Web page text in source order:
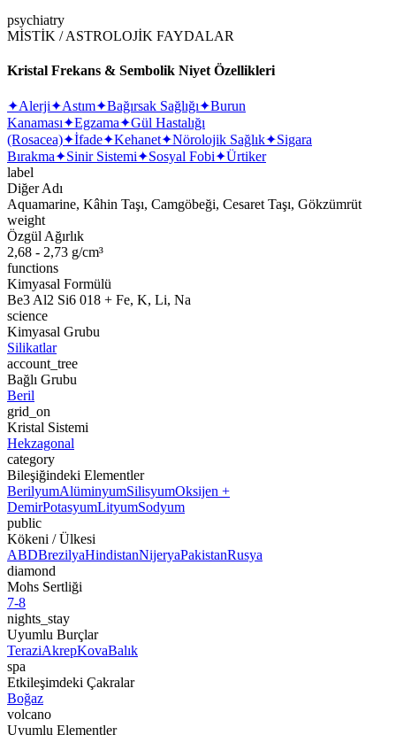
psychiatry
MİSTİK / ASTROLOJİK FAYDALAR
Kristal Frekans & Sembolik Niyet Özellikleri
✦Alerji✦Astım✦Bağırsak Sağlığı✦Burun
Kanaması✦Egzama✦Gül Hastalığı
(Rosacea)✦İfade✦Kehanet✦Nörolojik Sağlık✦Sigara
Bırakma✦Sinir Sistemi✦Sosyal Fobi✦Ürtiker
label
Diğer Adı
Aquamarine, Kâhin Taşı, Camgöbeği, Cesaret Taşı, Gökzümrüt
weight
Özgül Ağırlık
2,68 - 2,73 g/cm³
functions
Kimyasal Formülü
Be3 Al2 Si6 018 + Fe, K, Li, Na
science
Kimyasal Grubu
Silikatlar
account_tree
Bağlı Grubu
Beril
grid_on
Kristal Sistemi
Hekzagonal
category
Bileşiğindeki Elementler
BerilyumAlüminyumSilisyumOksijen +
DemirPotasyumLityumSodyum
public
Kökeni / Ülkesi
ABDBrezilyaHindistanNijeryaPakistanRusya
diamond
Mohs Sertliği
7-8
nights_stay
Uyumlu Burçlar
TeraziAkrepKovaBalık
spa
Etkileşimdeki Çakralar
Boğaz
volcano
Uyumlu Elementler